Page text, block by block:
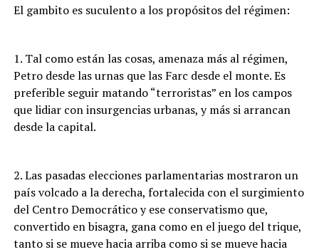
El gambito es suculento a los propósitos del régimen:
1. Tal como están las cosas, amenaza más al régimen,
Petro desde las urnas que las Farc desde el monte. Es
preferible seguir matando “terroristas” en los campos
que lidiar con insurgencias urbanas, y más si arrancan
desde la capital.
2. Las pasadas elecciones parlamentarias mostraron un
país volcado a la derecha, fortalecida con el surgimiento
del Centro Democrático y ese conservatismo que,
convertido en bisagra, gana como en el juego del trique,
tanto si se mueve hacia arriba como si se mueve hacia